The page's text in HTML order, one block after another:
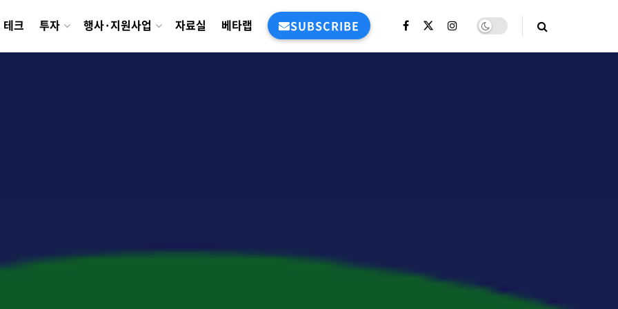
테크 투자 행사·지원사업 자료실 베타랩 SUBSCRIBE